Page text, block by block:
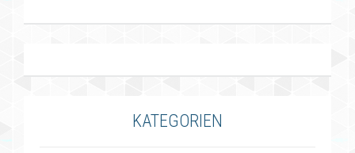
KATEGORIEN